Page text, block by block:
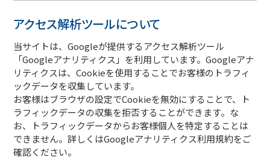
アクセス解析ツールについて
当サイトは、Googleが提供するアクセス解析ツール
「Googleアナリティクス」を利用しています。Googleアナ
リティクスは、Cookieを使用することでお客様のトラフィ
ックデータを収集しています。
お客様はブラウザの設定でCookieを無効にすることで、ト
ラフィックデータの収集を拒否することができます。な
お、トラフィックデータからお客様個人を特定することは
できません。詳しくはGoogleアナリティクス利用規約をご
確認ください。